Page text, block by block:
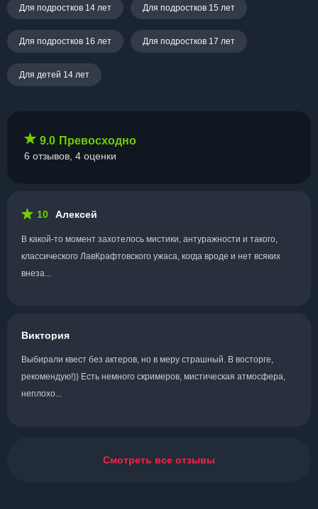
Для подростков 14 лет Для подростков 15 лет
Для подростков 16 лет Для подростков 17 лет
Для детей 14 лет
9.0 Превосходно
6 отзывов, 4 оценки
10 Алексей
В какой-то момент захотелось мистики, антуражности и такого,
классического ЛавКрафтовского ужаса, когда вроде и нет всяких
внеза...
Виктория
Выбирали квест без актеров, но в меру страшный. В восторге,
рекомендую!)) Есть немного скримеров, мистическая атмосфера,
неплохо...
Смотреть все отзывы